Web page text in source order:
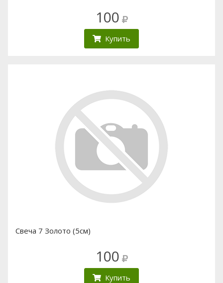
100
Купить
Свеча 7 Золото (5см)
100
Купить